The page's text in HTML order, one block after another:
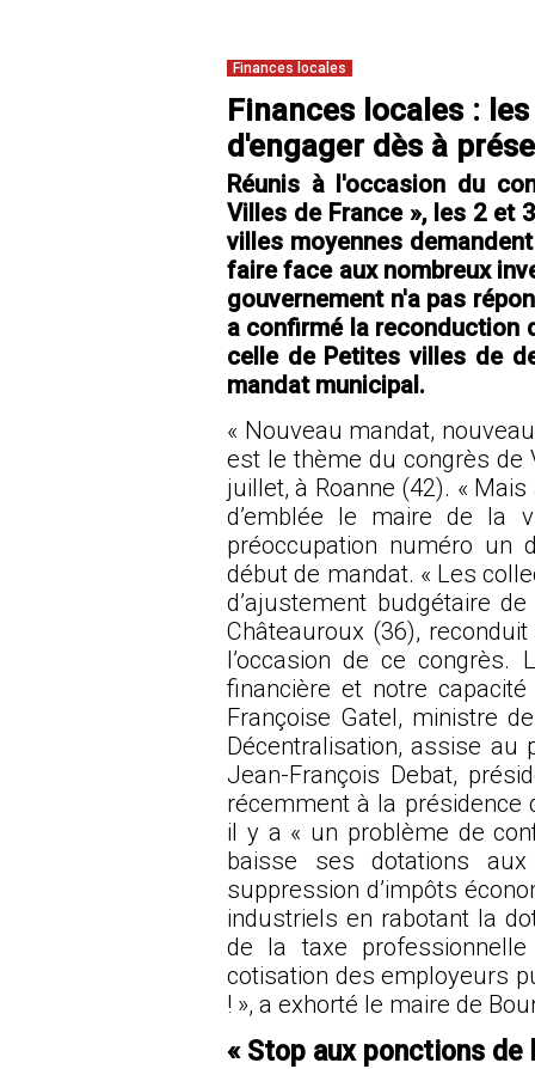
Finances locales
Finances locales :
d'engager dès à
Réunis à l'occasion du
Villes de France », les 2 et
villes moyennes
faire face aux nombreux
gouvernement n'a pas
a confirmé la reconduction
celle de Petites villes de
mandat municipal.
« Nouveau mandat,
est le thème du congrès de
juillet, à Roanne (42). «
d’emblée le maire de la
préoccupation numéro un
début de mandat. « Les
d’ajustement budgétaire
Châteauroux (36),
l’occasion de ce congrès.
financière et notre
Françoise Gatel, ministre
Décentralisation, assise au
Jean-François Debat,
récemment à la présidence
il y a « un problème de
baisse ses dotations
suppression d’impôts
industriels en rabotant la
de la taxe
cotisation des employeurs
! », a exhorté le maire de
« Stop aux ponctions de